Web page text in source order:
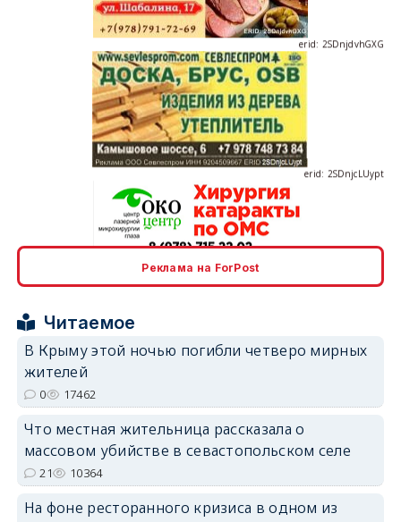
erid: 2SDnjdvhGXG
erid: 2SDnjcLUypt
Реклама на ForPost
Читаемое
В Крыму этой ночью погибли четверо мирных
жителей
0 17462
Что местная жительница рассказала о
массовом убийстве в севастопольском селе
21 10364
На фоне ресторанного кризиса в одном из